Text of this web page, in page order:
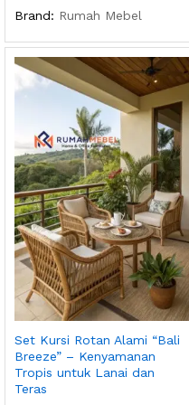
Brand: Rumah Mebel
Set Kursi Rotan Alami “Bali
Breeze” – Kenyamanan
Tropis untuk Lanai dan
Teras